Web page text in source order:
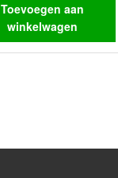
Toevoegen aan
winkelwagen